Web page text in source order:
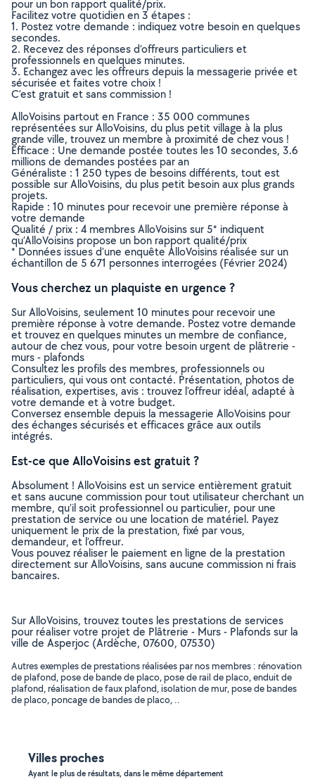
pour un bon rapport qualité/prix.
Facilitez votre quotidien en 3 étapes :
1. Postez votre demande : indiquez votre besoin en quelques
secondes.
2. Recevez des réponses d’offreurs particuliers et
professionnels en quelques minutes.
3. Echangez avec les offreurs depuis la messagerie privée et
sécurisée et faites votre choix !
C’est gratuit et sans commission !
AlloVoisins partout en France : 35 000 communes
représentées sur AlloVoisins, du plus petit village à la plus
grande ville, trouvez un membre à proximité de chez vous !
Efficace : Une demande postée toutes les 10 secondes, 3.6
millions de demandes postées par an
Généraliste : 1 250 types de besoins différents, tout est
possible sur AlloVoisins, du plus petit besoin aux plus grands
projets.
Rapide : 10 minutes pour recevoir une première réponse à
votre demande
Qualité / prix : 4 membres AlloVoisins sur 5* indiquent
qu’AlloVoisins propose un bon rapport qualité/prix
* Données issues d’une enquête AlloVoisins réalisée sur un
échantillon de 5 671 personnes interrogées (Février 2024)
Vous cherchez un plaquiste en urgence ?
Sur AlloVoisins, seulement 10 minutes pour recevoir une
première réponse à votre demande. Postez votre demande
et trouvez en quelques minutes un membre de confiance,
autour de chez vous, pour votre besoin urgent de plâtrerie -
murs - plafonds
Consultez les profils des membres, professionnels ou
particuliers, qui vous ont contacté. Présentation, photos de
réalisation, expertises, avis : trouvez l'offreur idéal, adapté à
votre demande et à votre budget.
Conversez ensemble depuis la messagerie AlloVoisins pour
des échanges sécurisés et efficaces grâce aux outils
intégrés.
Est-ce que AlloVoisins est gratuit ?
Absolument ! AlloVoisins est un service entièrement gratuit
et sans aucune commission pour tout utilisateur cherchant un
membre, qu’il soit professionnel ou particulier, pour une
prestation de service ou une location de matériel. Payez
uniquement le prix de la prestation, fixé par vous,
demandeur, et l’offreur.
Vous pouvez réaliser le paiement en ligne de la prestation
directement sur AlloVoisins, sans aucune commission ni frais
bancaires.
Sur AlloVoisins, trouvez toutes les prestations de services
pour réaliser votre projet de Plâtrerie - Murs - Plafonds sur la
ville de Asperjoc (Ardèche, 07600, 07530)
Autres exemples de prestations réalisées par nos membres : rénovation
de plafond, pose de bande de placo, pose de rail de placo, enduit de
plafond, réalisation de faux plafond, isolation de mur, pose de bandes
de placo, poncage de bandes de placo, ..
Villes proches
Ayant le plus de résultats, dans le même département